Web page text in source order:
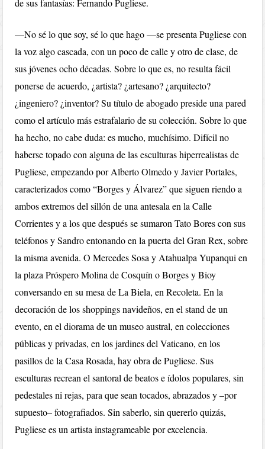
—No sé lo que soy, sé lo que hago —se presenta Pugliese con
la voz algo cascada, con un poco de calle y otro de clase, de
sus jóvenes ocho décadas. Sobre lo que es, no resulta fácil
ponerse de acuerdo, ¿artista? ¿artesano? ¿arquitecto?
¿ingeniero? ¿inventor? Su título de abogado preside una pared
como el artículo más estrafalario de su colección. Sobre lo que
ha hecho, no cabe duda: es mucho, muchísimo. Difícil no
haberse topado con alguna de las esculturas hiperrealistas de
Pugliese, empezando por Alberto Olmedo y Javier Portales,
caracterizados como “Borges y Álvarez” que siguen riendo a
ambos extremos del sillón de una antesala en la Calle
Corrientes y a los que después se sumaron Tato Bores con sus
teléfonos y Sandro entonando en la puerta del Gran Rex, sobre
la misma avenida. O Mercedes Sosa y Atahualpa Yupanqui en
la plaza Próspero Molina de Cosquín o Borges y Bioy
conversando en su mesa de La Biela, en Recoleta. En la
decoración de los shoppings navideños, en el stand de un
evento, en el diorama de un museo austral, en colecciones
públicas y privadas, en los jardines del Vaticano, en los
pasillos de la Casa Rosada, hay obra de Pugliese. Sus
esculturas recrean el santoral de beatos e ídolos populares, sin
pedestales ni rejas, para que sean tocados, abrazados y –por
supuesto– fotografiados. Sin saberlo, sin quererlo quizás,
Pugliese es un artista instagrameable por excelencia.